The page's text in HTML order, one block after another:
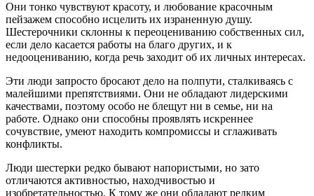
Они тонко чувствуют красоту, и любование красочным
пейзажем способно исцелить их израненную душу.
Шестерочники склонны к переоцениванию собственных сил,
если дело касается работы на благо других, и к
недооцениванию, когда речь заходит об их личных интересах.
Эти люди запросто бросают дело на полпути, сталкиваясь с
малейшими препятствиями. Они не обладают лидерскими
качествами, поэтому особо не блещут ни в семье, ни на
работе. Однако они способны проявлять искреннее
сочувствие, умеют находить компромиссы и сглаживать
конфликты.
Люди шестерки редко бывают напористыми, но зато
отличаются активностью, находчивостью и
изобретательностью. К тому же они обладают редким